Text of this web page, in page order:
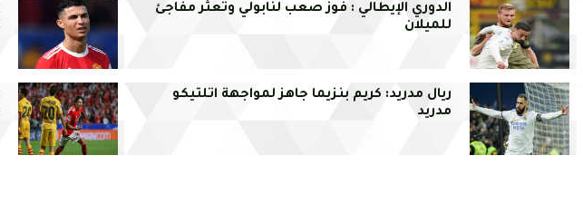
الدوري الإيطالي : فوز صعب لنابولي وتعثر مفاجئ
للميلان
ريال مدريد: كريم بنزيما جاهز لمواجهة اتلتيكو
مدريد